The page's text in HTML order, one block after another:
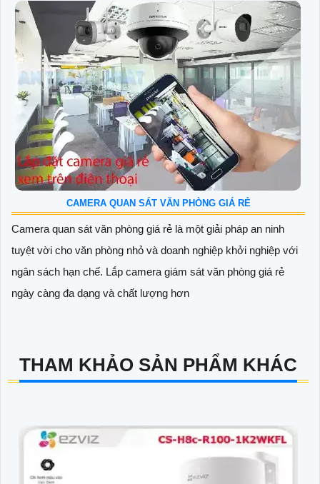
CAMERA QUAN SÁT VĂN PHÒNG GIÁ RẺ
Camera quan sát văn phòng giá rẻ là một giải pháp an ninh
tuyệt vời cho văn phòng nhỏ và doanh nghiệp khởi nghiệp với
ngân sách hạn chế. Lắp camera giám sát văn phòng giá rẻ
ngày càng đa dạng và chất lượng hơn
THAM KHẢO SẢN PHẨM KHÁC